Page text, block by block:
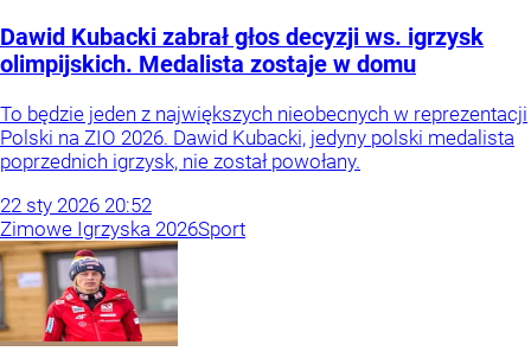
Dawid Kubacki zabrał głos decyzji ws. igrzysk
olimpijskich. Medalista zostaje w domu
To będzie jeden z największych nieobecnych w reprezentacji
Polski na ZIO 2026. Dawid Kubacki, jedyny polski medalista
poprzednich igrzysk, nie został powołany.
22 sty 2026 20:52
Zimowe Igrzyska 2026Sport